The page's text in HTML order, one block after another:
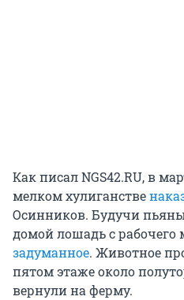
Как писал NGS42.RU, в
мелком хулиганстве
Осинников. Будучи
домой лошадь с рабочего
задуманное. Животное
пятом этаже около
вернули на ферму.